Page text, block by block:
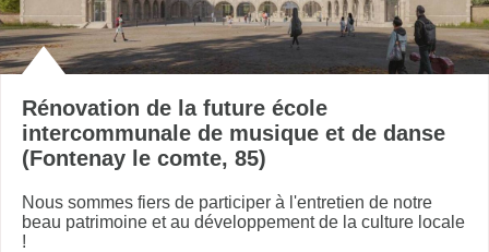
Rénovation de la future école
intercommunale de musique et de danse
(Fontenay le comte, 85)
Nous sommes fiers de participer à l'entretien de notre
beau patrimoine et au développement de la culture locale
!